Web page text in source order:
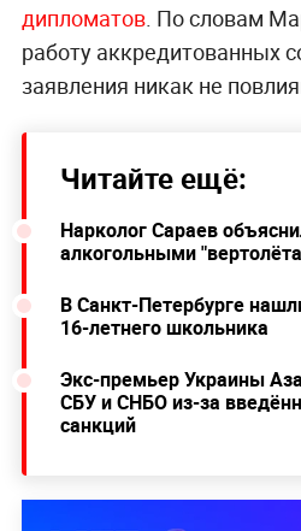
дипломатов. По словам
работу аккредитованных
заявления никак не
Читайте ещё:
Нарколог Сараев
алкогольными
В Санкт-Петербурге
16-летнего школьника
Экс-премьер Украины
СБУ и СНБО из-за
санкций